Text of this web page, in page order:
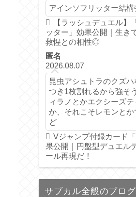
アインソフリッター結
【ラッシュデュエル】
ッター」効果公開｜生き
救惺との相性◎
匿名
2026.08.07
昆虫アシュトラのクズ
つき1枚割れるから強そ
ィラノとかエクシーズ
か、それこそレモンと
ど
Vジャンプ付録カード
果公開｜円盤型デュエル
ール再現だ！
サブカル全般のブロ